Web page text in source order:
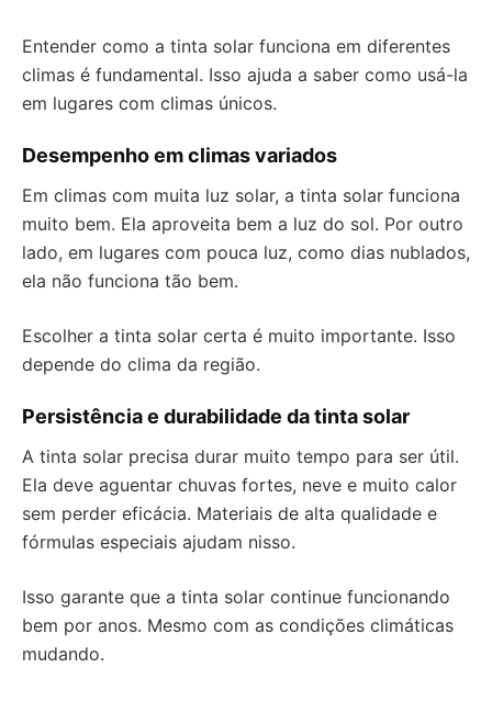
Entender como a tinta solar funciona em diferentes
climas é fundamental. Isso ajuda a saber como usá-la
em lugares com climas únicos.
Desempenho em climas variados
Em climas com muita luz solar, a tinta solar funciona
muito bem. Ela aproveita bem a luz do sol. Por outro
lado, em lugares com pouca luz, como dias nublados,
ela não funciona tão bem.
Escolher a tinta solar certa é muito importante. Isso
depende do clima da região.
Persistência e durabilidade da tinta solar
A tinta solar precisa durar muito tempo para ser útil.
Ela deve aguentar chuvas fortes, neve e muito calor
sem perder eficácia. Materiais de alta qualidade e
fórmulas especiais ajudam nisso.
Isso garante que a tinta solar continue funcionando
bem por anos. Mesmo com as condições climáticas
mudando.